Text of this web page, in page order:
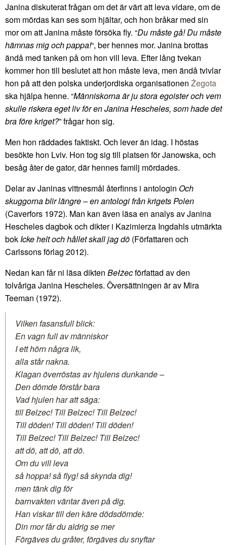
Janina diskuterat frågan om det är värt att leva vidare, om de
som mördas kan ses som hjältar, och hon bråkar med sin
mor om att Janina måste försöka fly. “Du måste gå! Du måste
hämnas mig och pappa!“, ber hennes mor. Janina brottas
ändå med tanken på om hon vill leva. Efter lång tvekan
kommer hon till beslutet att hon måste leva, men ändå tvivlar
hon på att den polska underjordiska organisationen Żegota
ska hjälpa henne. “Människorna är ju stora egoister och vem
skulle riskera eget liv för en Janina Hescheles, som hade det
bra före kriget?” frågar hon sig.
Men hon räddades faktiskt. Och lever än idag. I höstas
besökte hon Lviv. Hon tog sig till platsen för Janowska, och
besåg åter de gator, där hennes familj mördades.
Delar av Janinas vittnesmål återfinns i antologin Och
skuggorna blir längre – en antologi från krigets Polen
(Caverfors 1972). Man kan även läsa en analys av Janina
Hescheles dagbok och dikter i Kazimierza Ingdahls utmärkta
bokIcke helt och hållet skall jag dö (Författaren och
Carlssons förlag 2012).
Nedan kan får ni läsa dikten Bełżecförfattad av den
tolvåriga Janina Hescheles. Översättningen är av Mira
Teeman (1972).
Vilken fasansfull blick:
En vagn full av människor
I ett hörn några lik,
alla står nakna.
Klagan överröstas av hjulens dunkande –
Den dömde förstår bara
Vad hjulen har att säga:
till Belzec! Till Belzec! Till Belzec!
Till döden! Till döden! Till döden!
Till Belzec! Till Belzec! Till Belzec!
att dö, att dö, att dö.
Om du vill leva
så hoppa! så flyg! så skynda dig!
men tänk dig för
barnvakten väntar även på dig.
Han viskar till den käre dödsdömde:
Din mor får du aldrig se mer
Förgäves du gråter, förgäves du snyftar